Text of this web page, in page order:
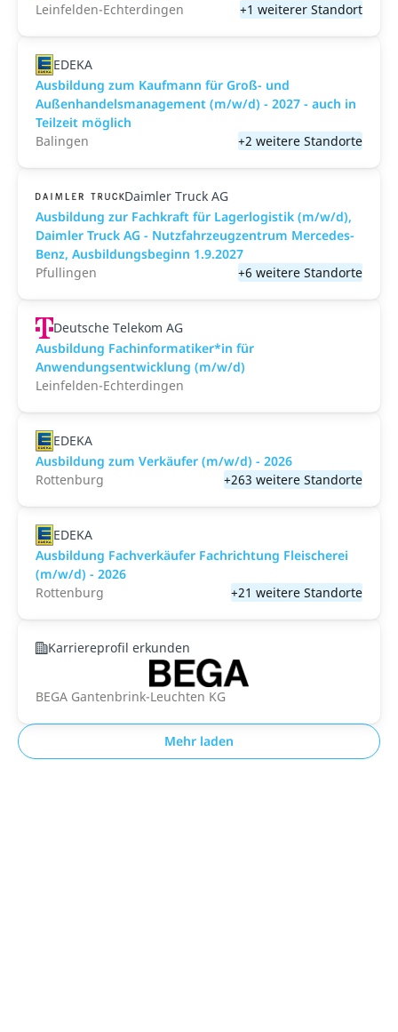
Leinfelden-Echterdingen
+1 weiterer Standort
EDEKA
Ausbildung zum Kaufmann für Groß- und
Außenhandelsmanagement (m/w/d) - 2027 - auch in
Teilzeit möglich
Balingen
+2 weitere Standorte
Daimler Truck AG
Ausbildung zur Fachkraft für Lagerlogistik (m/w/d),
Daimler Truck AG - Nutzfahrzeugzentrum Mercedes-
Benz, Ausbildungsbeginn 1.9.2027
Pfullingen
+6 weitere Standorte
Deutsche Telekom AG
Ausbildung Fachinformatiker*in für
Anwendungsentwicklung (m/w/d)
Leinfelden-Echterdingen
EDEKA
Ausbildung zum Verkäufer (m/w/d) - 2026
Rottenburg
+263 weitere Standorte
EDEKA
Ausbildung Fachverkäufer Fachrichtung Fleischerei
(m/w/d) - 2026
Rottenburg
+21 weitere Standorte
Karriereprofil erkunden
BEGA Gantenbrink-Leuchten KG
Mehr laden